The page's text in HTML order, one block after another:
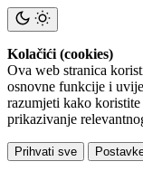
Kolačići (cookies)
Ova web stranica
osnovne funkcije i
razumjeti kako
prikazivanje
Prihvati sve